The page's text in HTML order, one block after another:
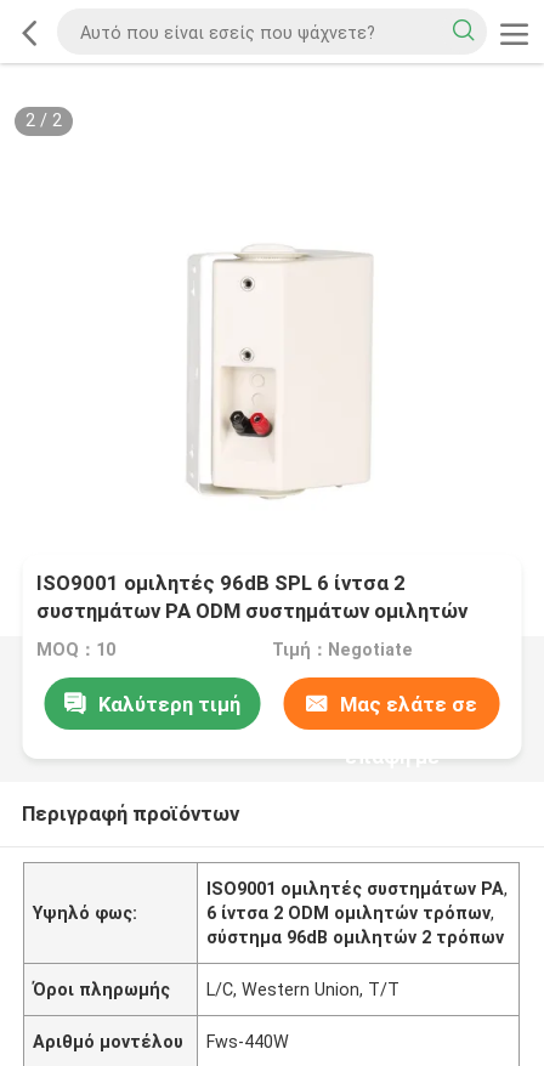
2/ 2
ISO9001 ομιλητές 96dB SPL 6 ίντσα 2
συστημάτων PA ODM συστημάτων ομιλητών
τρόπων
MOQ：10 Τιμή：Negotiate
Καλύτερη τιμή Μας ελάτε σε
επαφή με
Περιγραφή προϊόντων
Υψηλό φως:
ISO9001 ομιλητές συστημάτων PA,
6 ίντσα 2 ODM ομιλητών τρόπων,
σύστημα 96dB ομιλητών 2 τρόπων
Όροι πληρωμής L/C, Western Union, T/T
Αριθμό μοντέλου Fws-440W